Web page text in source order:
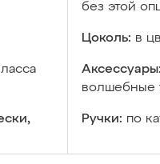
без этой
Цоколь: в
Аксессуары:
волшебные
Ручки: по